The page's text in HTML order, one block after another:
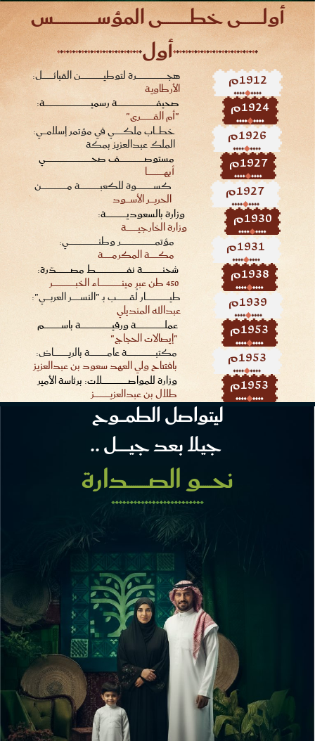
أولــــــــــى خطـــــــــــــى المؤســــــــــــــــــــس
أول
1912م هجـــــــــــــــــــــــــــــــــــــــــــرة لتوطيــــــــــــــــــــــــــــــــن القبائــــــــــــــــل:
الأرطاوية
1924م صحيفـــــــــــــــــــــــــــــــــــــــــــــــــــــــة رسميـــــــــــــــــــــــــــــــــــــــــــــــــــــــــــــــــة:
"أم القــــــــــــــــــرى"
1926م خطــــــاب ملكــــــــــــي في مؤتمر إسلامـــــي:
الملك عبدالعزيز بمكة
1927م مستوصـــــــــــــــــــــــــــــــــــف صحـــــــــــــــــــــــــــــــــــــــــــــــــــــــــــــــــي
أبهــــــــــــــــــــــــا
1927م كســــــــــــــــــــــــوة للكعبــــــــــــــــــــــــــــة مــــــــــــــــــــــــــــــــــــن
الحريــــــر الأســــــود
1930م وزارة بالسعوديـــــــــــــــــــــــــــــة:
وزارة الخارجيــــــــــــــــة
1931م مؤتمــــــــــــــــــــــــــــــــــــــــــــــــر وطنــــــــــــــــــــــــــــــــــــــــــي:
مكــــــــــــة المكرمــــــــــــة
1938م شحنــــــــــــــــــــــــــــة نفــــــــــــــــــــــــــــــــــــــــــــط مصــــــــــــــــــــدّرة:
450 طن عبر مينــــــــــــــــــــــــــــــــاء الخبــــــــــــــــــــــــــــــــر
1939م طيــــــــــــــــــــــــــــــــــار لُقــــــــــــــــــب بـ "النســــــــــــر العربــــــي":
عبدالله المنديلي
1953م عملــــــــــــــــــــــــــــــــــــــــة ورقيــــــــــــــــــــــــــــــــــــــــــــة باســــــــــــــــــــــــم
"إيصالات الحجاج"
1953م مكتبــــــــــــــــــــــــــــــــــــــــة عامــــــــــــــــــــــــة بالريـــــــــــــــــــــاض:
بافتتاح ولي العهد سعود بن عبدالعزيز
1953م وزارة للمواصـــــــــــــــــــــــــــــــــــــلات: برئاسة الأمير
طلال بن عبدالعزيــــــــــــــــــــــز
ليتواصل الطمــــوح
جيـلا بعد جيـــــــــل ..
نحـــــو الصــــــــــدارة